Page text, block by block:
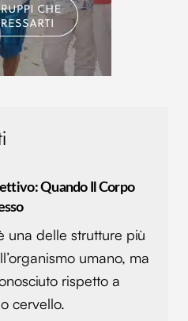
Quando Il Corpo
una delle strutture più
umano, ma
rispetto a
cervello.